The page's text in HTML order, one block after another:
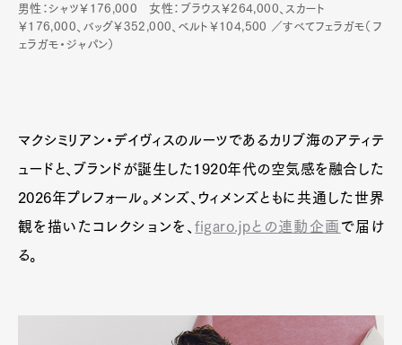
男性：シャツ￥176,000 女性：ブラウス￥264,000、スカート
￥176,000、バッグ￥352,000、ベルト￥104,500 ／すべてフェラガモ（フ
ェラガモ・ジャパン）
マクシミリアン・デイヴィスのルーツであるカリブ海のアティテ
ュードと、ブランドが誕生した1920年代の空気感を融合した
2026年プレフォール。メンズ、ウィメンズともに共通した世界
観を描いたコレクションを、figaro.jpとの連動企画 で届け
る。